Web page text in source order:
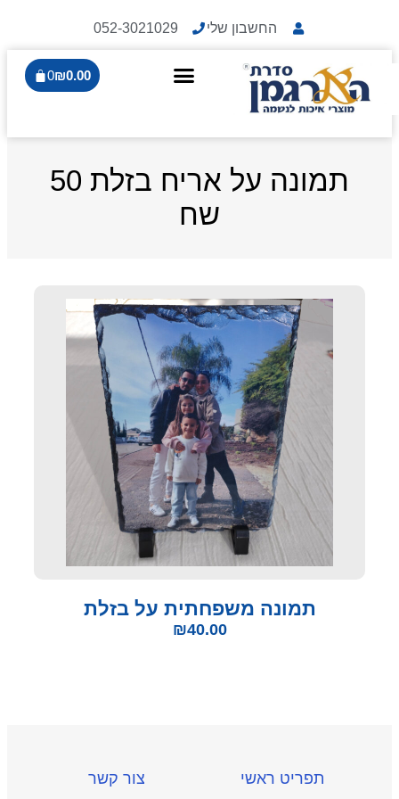
החשבון שלי 052-3021029
₪0.00
0
תמונה על אריח בזלת 50
שח
תמונה משפחתית על בזלת
₪40.00
תפריט ראשי צור קשר